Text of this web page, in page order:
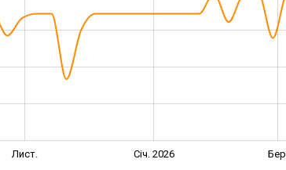
Лист. Січ. 2026 Бер.